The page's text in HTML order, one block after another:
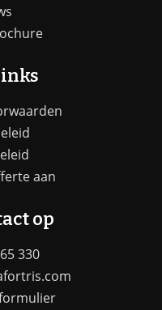
aan
op
330